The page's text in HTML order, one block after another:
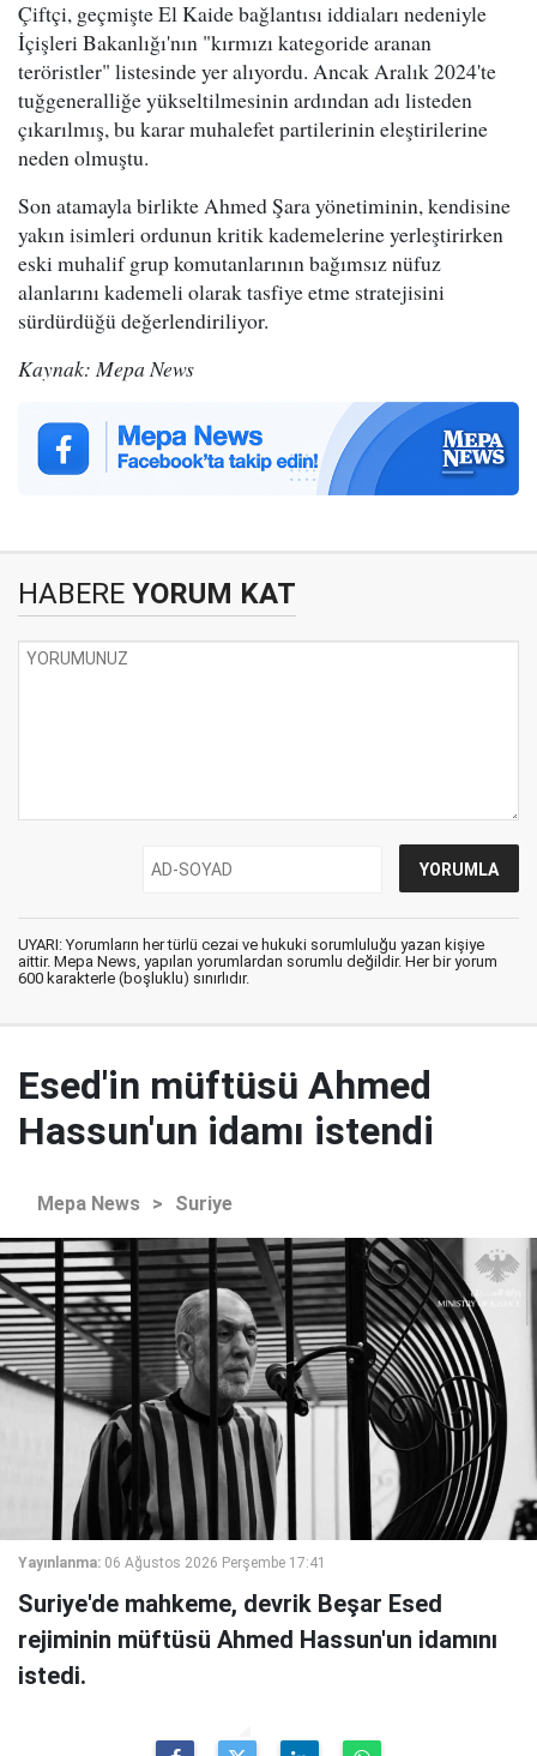
Çiftçi, geçmişte El Kaide bağlantısı iddiaları nedeniyle
İçişleri Bakanlığı'nın "kırmızı kategoride aranan
teröristler" listesinde yer alıyordu. Ancak Aralık 2024'te
tuğgeneralliğe yükseltilmesinin ardından adı listeden
çıkarılmış, bu karar muhalefet partilerinin eleştirilerine
neden olmuştu.
Son atamayla birlikte Ahmed Şara yönetiminin, kendisine
yakın isimleri ordunun kritik kademelerine yerleştirirken
eski muhalif grup komutanlarının bağımsız nüfuz
alanlarını kademeli olarak tasfiye etme stratejisini
sürdürdüğü değerlendiriliyor.
Kaynak: Mepa News
HABERE YORUM KAT
UYARI: Yorumların her türlü cezai ve hukuki sorumluluğu yazan kişiye
aittir. Mepa News, yapılan yorumlardan sorumlu değildir. Her bir yorum
600 karakterle (boşluklu) sınırlıdır.
Esed'in müftüsü Ahmed
Hassun'un idamı istendi
Mepa News > Suriye
Yayınlanma: 06 Ağustos 2026 Perşembe 17:41
Suriye'de mahkeme, devrik Beşar Esed
rejiminin müftüsü Ahmed Hassun'un idamını
istedi.